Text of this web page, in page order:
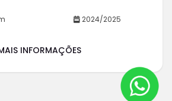
2024/2025
INFORMAÇÕES